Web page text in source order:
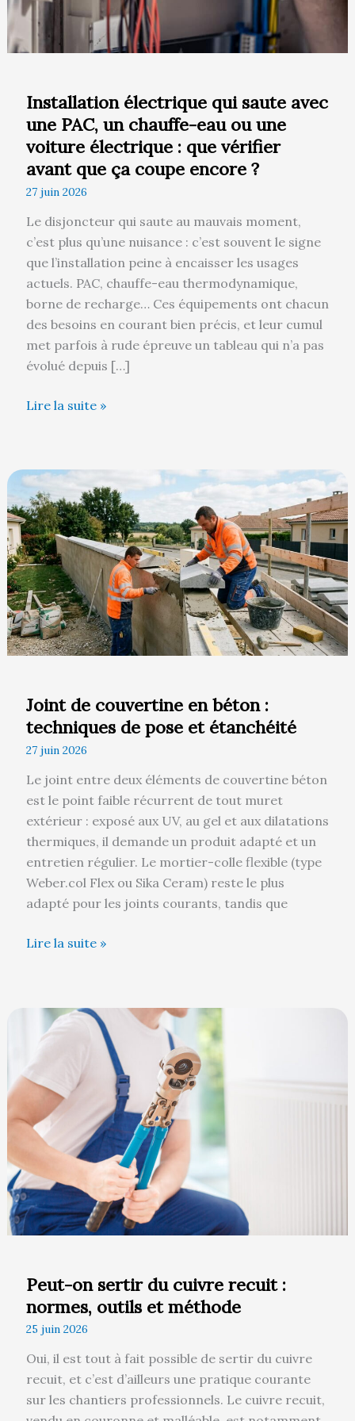
Installation électrique qui saute avec
une PAC, un chauffe-eau ou une
voiture électrique : que vérifier
avant que ça coupe encore ?
27 juin 2026
Le disjoncteur qui saute au mauvais moment,
c’est plus qu’une nuisance : c’est souvent le signe
que l’installation peine à encaisser les usages
actuels. PAC, chauffe-eau thermodynamique,
borne de recharge… Ces équipements ont chacun
des besoins en courant bien précis, et leur cumul
met parfois à rude épreuve un tableau qui n’a pas
évolué depuis […]
eau
électrique
:
que
vérifier
avant
ça
coupe
encore
?
Lire la suite »
Joint de couvertine en béton :
techniques de pose et étanchéité
27 juin 2026
Le joint entre deux éléments de couvertine béton
est le point faible récurrent de tout muret
extérieur : exposé aux UV, au gel et aux dilatations
thermiques, il demande un produit adapté et un
entretien régulier. Le mortier-colle flexible (type
Weber.col Flex ou Sika Ceram) reste le plus
adapté pour les joints courants, tandis que
Joint
de
couvertine
en
béton
:
techniques
de
pose
Lire la suite »
Peut-on sertir du cuivre recuit :
normes, outils et méthode
25 juin 2026
Oui, il est tout à fait possible de sertir du cuivre
recuit, et c’est d’ailleurs une pratique courante
sur les chantiers professionnels. Le cuivre recuit,
Peut-
du
cuivre
recuit
normes,
outils
et
méthode